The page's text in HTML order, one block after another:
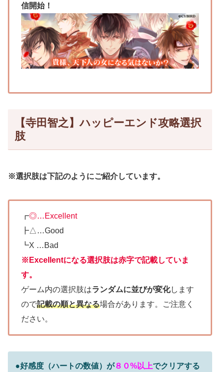
信開始！
【寺田智之】ハッピーエンド攻略選択
肢
※選択肢は下記のようにご紹介しています。
┏◎…Excellent
┣△…Good
┗X …Bad
※Excellentになる選択肢は赤字で記載していま
す。
ゲーム内の選択肢はランダムに並びが変化します
ので記載の順と異なる場合があります。ご注意く
ださい。
●好感度（ハートの数値）が８０%以上でクリアする